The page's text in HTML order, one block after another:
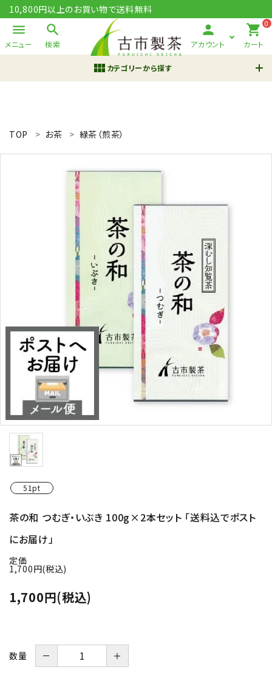
10,800円以上のお買い物で送料無料
menu
メニュー
search
検索
person
アカウント
0
shopping_cart
カート
view_module カテゴリーから探す
meeting_room ログイン person 新規会員登録
search
鹿児島茶 さつまかおり
知覧茶
有機栽培 ギフト
新規会員登録で200pt進呈
お茶の種類から探す
シリーズで探す
ギフト
シーン別で楽しむ
予算で探す
コンテンツ
プライバシーポリシー
お問い合わせ
call フリーダイヤル： 0120-56-4839
schedule 受付時間：9:00～18:00
TOP お茶 緑茶（煎茶）
51pt
茶の和 つむぎ・いぶき 100g×2本セット 「送料込でポスト
にお届け」
定価
1,700円(税込)
1,700円(税込)
数量 － ＋